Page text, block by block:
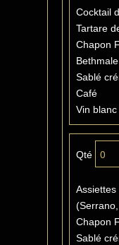
Cocktail
Tartare
Chapon
Sablé
Café
Vin
Qté
Chapon
Sablé